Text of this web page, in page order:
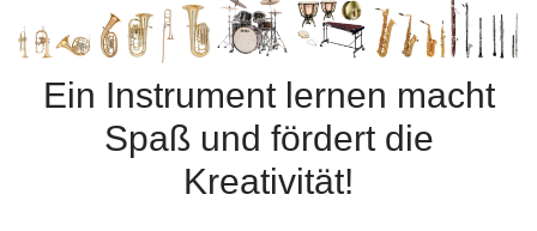
Ein Instrument lernen macht
Spaß und fördert die
Kreativität!